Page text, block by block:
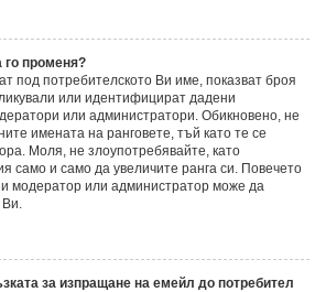
го променя?
под потребителското Ви име, показват броя
или идентифицират дадени
или администратори. Обикновено, не
имената на ранговете, тъй като те се
Моля, не злоупотребявайте, като
само и само да увеличите ранга си. Повечето
модератор или администратор може да
Ви.
за изпращане на емейл до потребител